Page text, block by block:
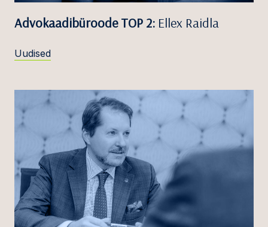
Advokaadibüroode TOP 2: Ellex Raidla
Uudised